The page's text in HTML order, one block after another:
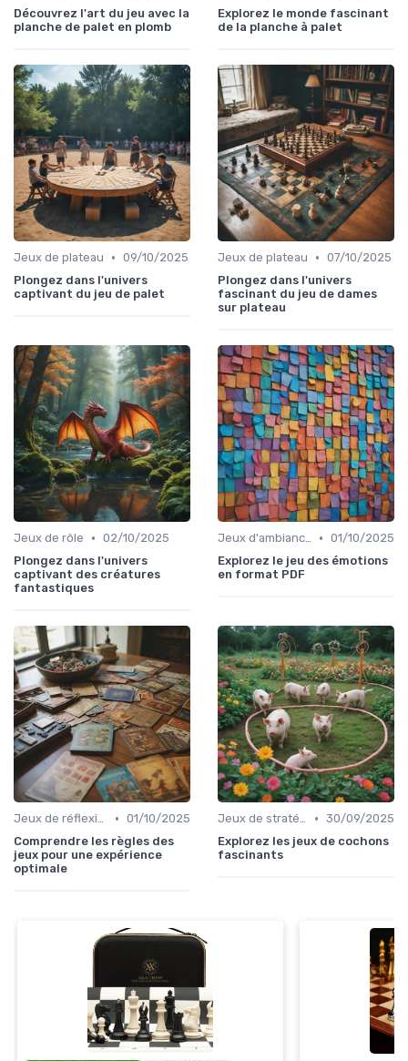
Découvrez l'art du jeu avec la
planche de palet en plomb
Explorez le monde fascinant
de la planche à palet
Jeux de plateau • 09/10/2025
Plongez dans l'univers
captivant du jeu de palet
Jeux de plateau • 07/10/2025
Plongez dans l'univers
fascinant du jeu de dames
sur plateau
Jeux de rôle • 02/10/2025
Plongez dans l'univers
captivant des créatures
fantastiques
Jeux d'ambiance • 01/10/2025
Explorez le jeu des émotions
en format PDF
Jeux de réflexion et logique • 01/10/2025
Comprendre les règles des
jeux pour une expérience
optimale
Jeux de stratégie • 30/09/2025
Explorez les jeux de cochons
fascinants